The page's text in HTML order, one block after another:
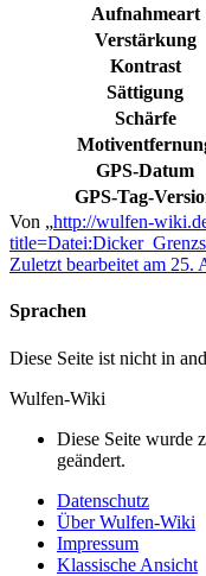
Aufnahmeart
Verstärkung
Kontrast
Sättigung
Schärfe
GPS-Datum
GPS-Tag-
Von „http://wulfen-
Zuletzt bearbeitet am 25.
Sprachen
Diese Seite ist nicht in
Wulfen-Wiki
Diese Seite wurde
geändert.
Datenschutz
Über Wulfen-Wiki
Impressum
Klassische Ansicht